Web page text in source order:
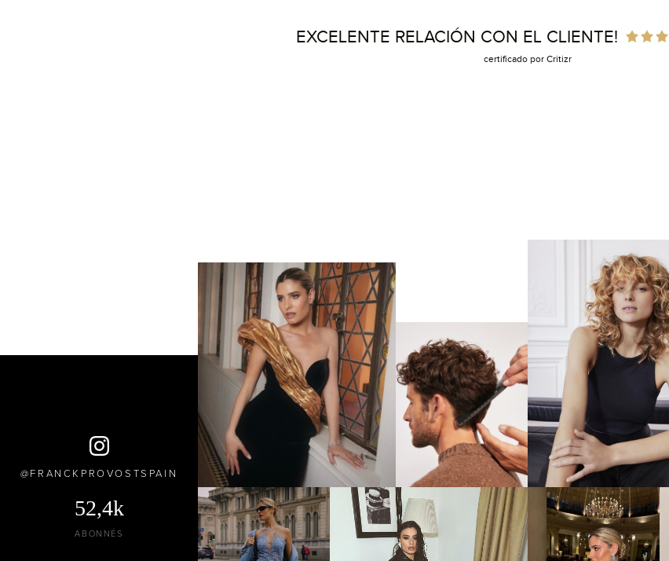
EXCELENTE RELACIÓN CON EL CLIENTE!
certificado por Critizr
FRANCKPROVOSTSPAIN
52,4k
ABONNÉS